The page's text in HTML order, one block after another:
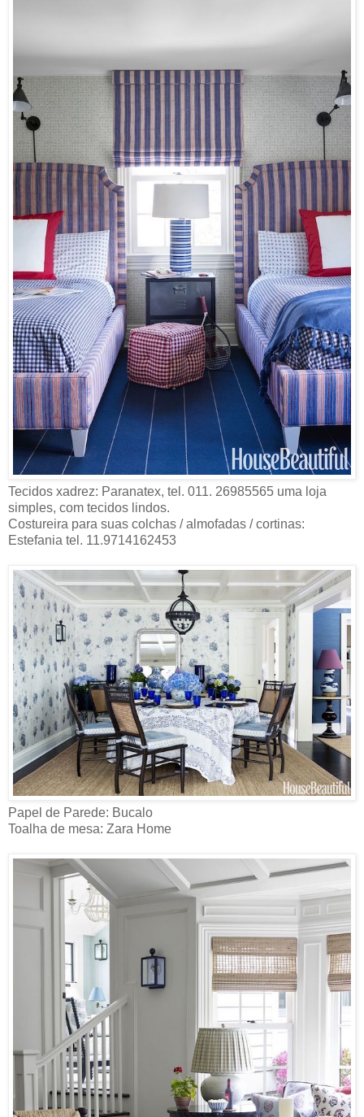
Tecidos xadrez: Paranatex, tel. 011. 26985565 uma loja
simples, com tecidos lindos.
Costureira para suas colchas / almofadas / cortinas:
Estefania tel. 11.9714162453
Papel de Parede: Bucalo
Toalha de mesa: Zara Home